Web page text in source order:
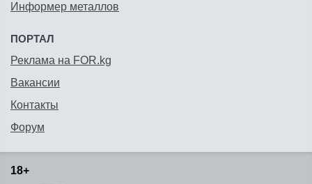
Информер металлов
ПОРТАЛ
Реклама на FOR.kg
Вакансии
Контакты
Форум
18+